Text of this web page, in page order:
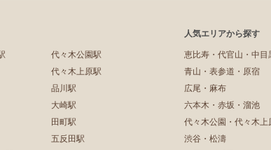
代々木公園駅
代々木上原駅
品川駅
大崎駅
田町駅
五反田駅
人気エリアから探す
恵比寿・代官山・中目
青山・表参道・原宿
広尾・麻布
六本木・赤坂・溜池
代々木公園・代々木上
渋谷・松濤